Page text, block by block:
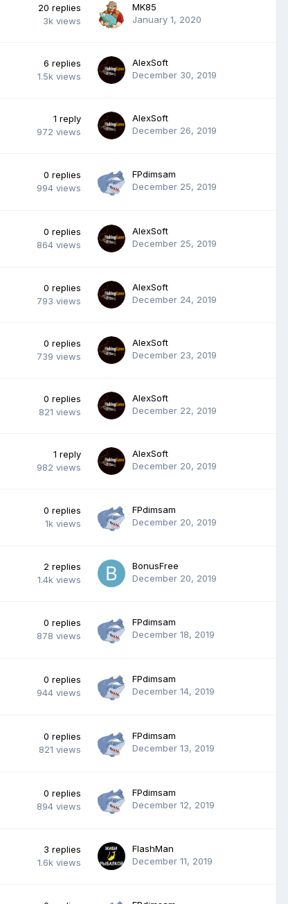
20 replies
3k views
MK85
January 1, 2020
6 replies
1.5k views
AlexSoft
December 30, 2019
1 reply
972 views
AlexSoft
December 26, 2019
0 replies
994 views
FPdimsam
December 25, 2019
0 replies
864 views
AlexSoft
December 25, 2019
0 replies
793 views
AlexSoft
December 24, 2019
0 replies
739 views
AlexSoft
December 23, 2019
0 replies
821 views
AlexSoft
December 22, 2019
1 reply
982 views
AlexSoft
December 20, 2019
0 replies
1k views
FPdimsam
December 20, 2019
2 replies
1.4k views
BonusFree
December 20, 2019
0 replies
878 views
FPdimsam
December 18, 2019
0 replies
944 views
FPdimsam
December 14, 2019
0 replies
821 views
FPdimsam
December 13, 2019
0 replies
894 views
FPdimsam
December 12, 2019
3 replies
1.6k views
FlashMan
December 11, 2019